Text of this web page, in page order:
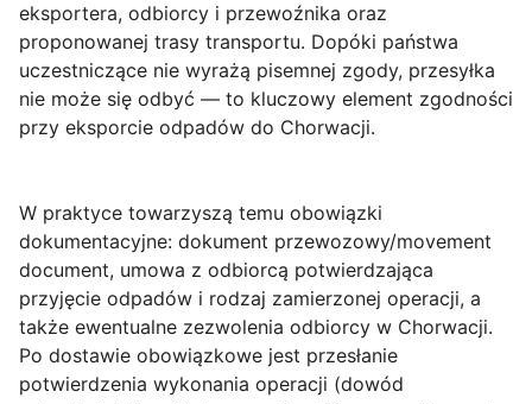
eksportera, odbiorcy i przewoźnika oraz
proponowanej trasy transportu. Dopóki państwa
uczestniczące nie wyrażą pisemnej zgody, przesyłka
nie może się odbyć — to kluczowy element zgodności
przy eksporcie odpadów do Chorwacji.
W praktyce towarzyszą temu obowiązki
dokumentacyjne: dokument przewozowy/movement
document, umowa z odbiorcą potwierdzająca
przyjęcie odpadów i rodzaj zamierzonej operacji, a
także ewentualne zezwolenia odbiorcy w Chorwacji.
Po dostawie obowiązkowe jest przesłanie
potwierdzenia wykonania operacji (dowód